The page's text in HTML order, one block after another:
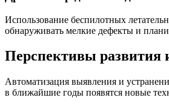
Использование беспилотных
обнаруживать мелкие дефекты и
Перспективы развития
Автоматизация выявления и
в ближайшие годы появятся новые